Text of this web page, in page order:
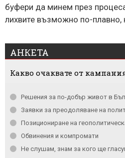
буфери да минем през
лихвите възможно по-плавно,
АНКЕТА
Какво очаквате от
Решения за по-добър живот в
Заявки за преодоляване на
Позициониране на
Обвинения и компромати
Не слушам, знам за кого ще